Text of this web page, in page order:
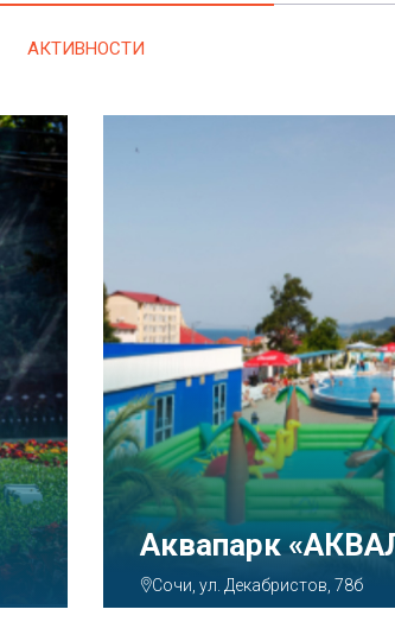
АКТИВНОСТИ